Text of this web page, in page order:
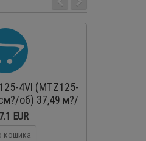
4VI (MTZ125-
об) 37,49 м?/
поршневий
EUR
кошика